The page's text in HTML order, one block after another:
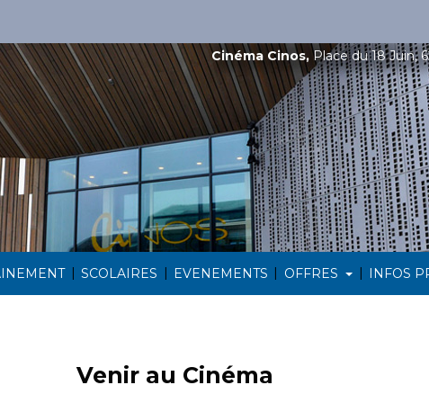
| SCOLAIRES | EVENEMENTS | OFFRES | INFOS
Cinéma Cinos,Place du 18 Juin,
Venir au Cinéma